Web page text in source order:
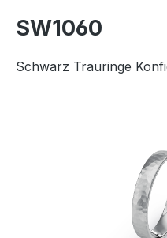
SW1060
Schwarz Trauringe